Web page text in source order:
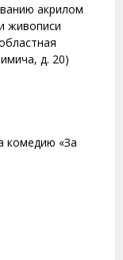
акрилом
живописи
д. 20)
комедию «За